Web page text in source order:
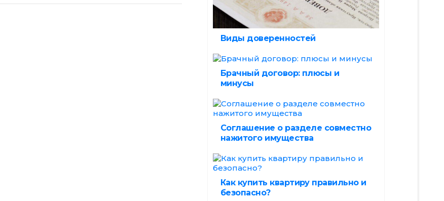
Виды доверенностей
Брачный договор: плюсы и
минусы
Соглашение о разделе совместно
нажитого имущества
Как купить квартиру правильно и
безопасно?